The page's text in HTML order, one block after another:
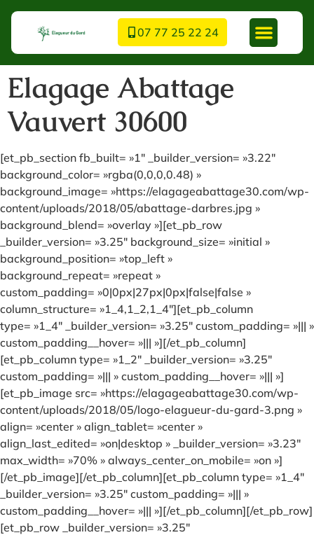
07 77 25 22 24
Elagage Abattage
Vauvert 30600
[et_pb_section fb_built= »1″ _builder_version= »3.22″
background_color= »rgba(0,0,0,0.48) »
background_image= »https://elagageabattage30.com/wp-
content/uploads/2018/05/abattage-darbres.jpg »
background_blend= »overlay »][et_pb_row
_builder_version= »3.25″ background_size= »initial »
background_position= »top_left »
background_repeat= »repeat »
custom_padding= »0|0px|27px|0px|false|false »
column_structure= »1_4,1_2,1_4″][et_pb_column
type= »1_4″ _builder_version= »3.25″ custom_padding= »||| »
custom_padding__hover= »||| »][/et_pb_column]
[et_pb_column type= »1_2″ _builder_version= »3.25″
custom_padding= »||| » custom_padding__hover= »||| »]
[et_pb_image src= »https://elagageabattage30.com/wp-
content/uploads/2018/05/logo-elagueur-du-gard-3.png »
align= »center » align_tablet= »center »
align_last_edited= »on|desktop » _builder_version= »3.23″
max_width= »70% » always_center_on_mobile= »on »]
[/et_pb_image][/et_pb_column][et_pb_column type= »1_4″
_builder_version= »3.25″ custom_padding= »||| »
custom_padding__hover= »||| »][/et_pb_column][/et_pb_row]
[et_pb_row _builder_version= »3.25″